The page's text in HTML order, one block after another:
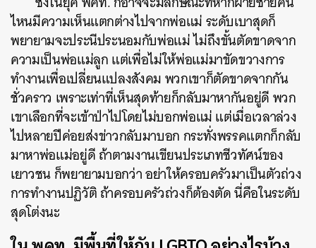
ไหนมีความเห็นแตกต่างไปจากพ่อแม่ ระดับเบาสุดก็
พยายามจะประนีประนอมกับพ่อแม่ ไม่ถึงขั้นตัดขาดจาก
ความเป็นพ่อแม่ลูก แต่เพื่อไม่ให้พ่อแม่มาขัดขวางการ
ทำงานเพื่อเปลี่ยนแปลงสังคม พวกเขาก็ตัดขาดจากกัน
ชั่วคราว เพราะเท่าที่เห็นสุดท้ายก็กลับมาหากันอยู่ดี พวก
เขาเลือกที่จะเข้าป่าไปโดยไม่บอกพ่อแม่ แต่เมื่อเวลาล่วง
ไปหลายปีค่อยส่งข่าวกลับมาบอก กระทั่งพรรคแตกก็กลับ
มาหาพ่อแม่อยู่ดี ถ้าตามงานเขียนประเภทชีวทัศน์ของ
เยาวชน ก็พยายามบอกว่า อย่าให้ครอบครัวมาเป็นตัวถ่วง
การทำงานปฏิวัติ ถ้าครอบครัวถ่วงก็ต้องตัด นี่คือในระดับ
สุดโต่งนะ